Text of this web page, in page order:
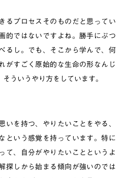
るプロセスそのものだと思ってい
的ではないですよね。勝手にぶつ
るし。でも、そこから学んで、何
がすごく原始的な生命の形なんじ
ういうやり方をしています。
を持つ、やりたいことをやる、
という感覚を持っています。特に
て、自分がやりたいことというよ
探しから始まる傾向が強いのでは